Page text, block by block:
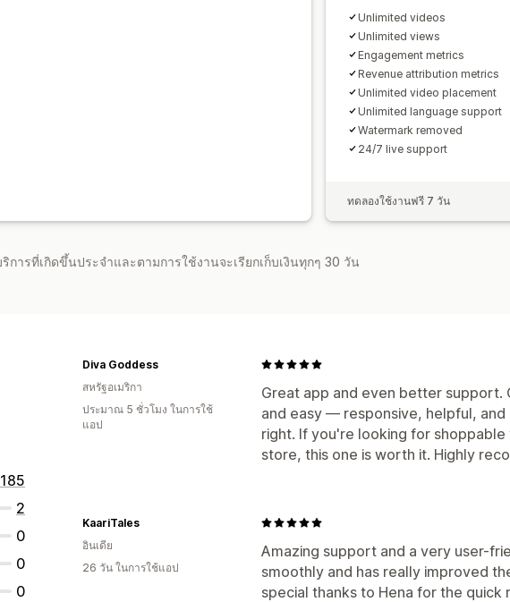
Unlimited videos
Unlimited views
Engagement metrics
Revenue attribution metrics
Unlimited video placement
Unlimited language support
Watermark removed
24/7 live support
ทดลองใช้งานฟรี 7 วัน
การที่เกิดขึ้นประจำและตามการใช้งานจะเรียกเก็บเงินทุกๆ 30 วัน
185
2
0
0
0
Great app and even better support.
and easy — responsive, helpful,
right. If you're looking for
store, this one is worth it. Highly
Diva Goddess
สหรัฐอเมริกา
ประมาณ 5 ชั่วโมง ในการใช้
แอป
Amazing support and a very user-
smoothly and has really improved
special thanks to Hena for the
KaariTales
อินเดีย
26 วัน ในการใช้แอป